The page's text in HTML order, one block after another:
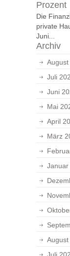
Prozent
Die
private
Juni...
Archiv
August
Juli
Juni
Mai
April
März
Januar
August